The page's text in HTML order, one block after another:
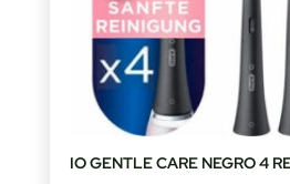
IO GENTLE CARE NEGRO 4